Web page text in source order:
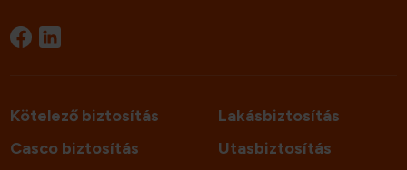
Kötelező biztosítás
Casco biztosítás
Lakásbiztosítás
Utasbiztosítás